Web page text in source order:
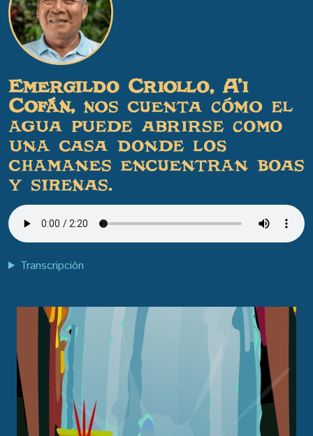
Emergildo Criollo, A’i
Cofán, nos cuenta cómo el
agua puede abrirse como
una casa donde los
chamanes encuentran boas
y sirenas.
Transcripción